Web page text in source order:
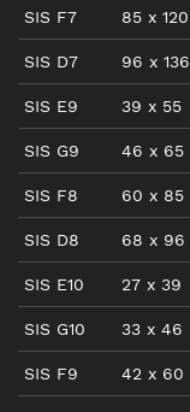
SIS F7 85 x 120
SIS D7 96 x 136
SIS E9 39 x 55
SIS G9 46 x 65
SIS F8 60 x 85
SIS D8 68 x 96
SIS E10 27 x 39
SIS G10 33 x 46
SIS F9 42 x 60